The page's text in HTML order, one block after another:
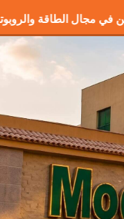
المحكمين في مجال